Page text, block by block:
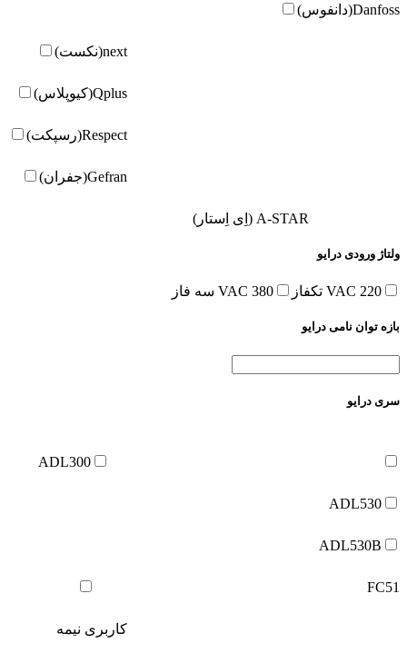
Danfoss(دانفوس)
next(نکست)
Qplus(کیوپلاس)
Respect(رسپکت)
Gefran(جفران)
A-STAR (اِی اِستار)
ولتاژ ورودی درایو
220 VAC تکفاز 380 VAC سه فاز
بازه توان نامی درایو
سری درایو
ADL300
ADL530
ADL530B
FC51
کاربری نیمه